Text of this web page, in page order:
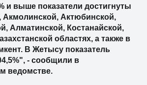
и выше показатели достигнуты
Акмолинской, Актюбинской,
Алматинской, Костанайской,
областях, а также в
В Жетысу показатель
- сообщили в
ведомстве.